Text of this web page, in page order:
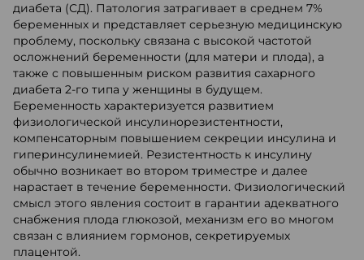
диабета (СД). Патология затрагивает в среднем 7%
беременных и представляет серьезную медицинскую
проблему, поскольку связана с высокой частотой
осложнений беременности (для матери и плода), а
также с повышенным риском развития сахарного
диабета 2-го типа у женщины в будущем.
Беременность характеризуется развитием
физиологической инсулинорезистентности,
компенсаторным повышением секреции инсулина и
гиперинсулинемией. Резистентность к инсулину
обычно возникает во втором триместре и далее
нарастает в течение беременности. Физиологический
смысл этого явления состоит в гарантии адекватного
снабжения плода глюкозой, механизм его во многом
связан с влиянием гормонов, секретируемых
плацентой.